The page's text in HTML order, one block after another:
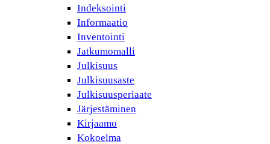
Indeksointi
Informaatio
Inventointi
Jatkumomalli
Julkisuus
Julkisuusaste
Julkisuusperiaate
Järjestäminen
Kirjaamo
Kokoelma